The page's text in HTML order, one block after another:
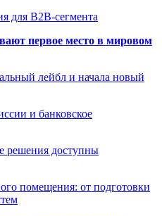
для B2B-сегмента
первое место в мировом
лейбл и начала новый
и банковское
решения доступны
помещения: от подготовки